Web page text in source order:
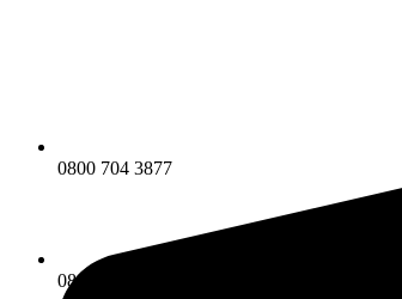
0800 704 3877
0800 704 3877